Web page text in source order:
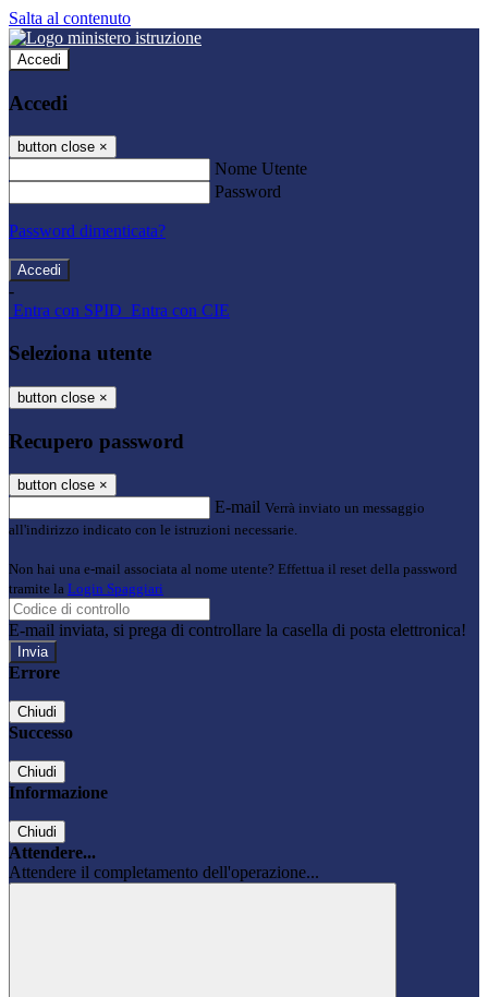
Salta al contenuto
Accedi
Accedi
button close ×
Nome Utente
Password
Password dimenticata?
-
Entra con SPID Entra con CIE
Seleziona utente
button close ×
Recupero password
button close ×
E-mail Verrà inviato un messaggio
all'indirizzo indicato con le istruzioni necessarie.
Non hai una e-mail associata al nome utente? Effettua il reset della password
tramite la Login Spaggiari
E-mail inviata, si prega di controllare la casella di posta elettronica!
Errore
Chiudi
Successo
Chiudi
Informazione
Chiudi
Attendere...
Attendere il completamento dell'operazione...